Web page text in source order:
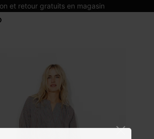
et retour gratuits en magasin